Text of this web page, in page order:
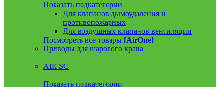
Показать подкатегории
Для клапанов дымоудаления и
противопожарных
Для воздушных клапанов вентиляции
Посмотреть все товары [AirOne]
Приводы для шарового крана
AIR SC
Показать подкатегории